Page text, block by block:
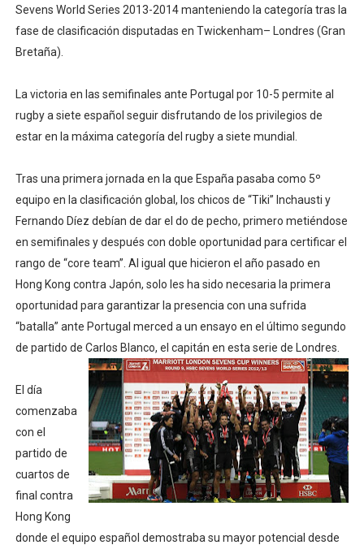
Mundial de Fórmula 1 2026 - Lando Norris consigue
Copa del Mundo femenina 2026 - Estados Unidos
Mundial Fórmula E 2026 - Victorias de Ticktum y de
Women's Football Alliance 2026 - Minnesota Vixen
Sevens World Series 2013-2014 manteniendo la categoría tras la
fase de clasificación disputadas en Twickenham– Londres (Gran
Bretaña).
La victoria en las semifinales ante Portugal por 10-5 permite al
rugby a siete español seguir disfrutando de los privilegios de
estar en la máxima categoría del rugby a siete mundial.
Tras una primera jornada en la que España pasaba como 5º
equipo en la clasificación global, los chicos de “Tiki” Inchausti y
Fernando Díez debían de dar el do de pecho, primero metiéndose
en semifinales y después con doble oportunidad para certificar el
rango de “core team”. Al igual que hicieron el año pasado en
Hong Kong contra Japón, solo les ha sido necesaria la primera
oportunidad para garantizar la presencia con una sufrida
“batalla” ante Portugal merced a un ensayo en el último segundo
de partido de Carlos Blanco, el capitán en esta serie de Londres.
El día
comenzaba
con el
partido de
cuartos de
final contra
Hong Kong
donde el equipo español demostraba su mayor potencial desde